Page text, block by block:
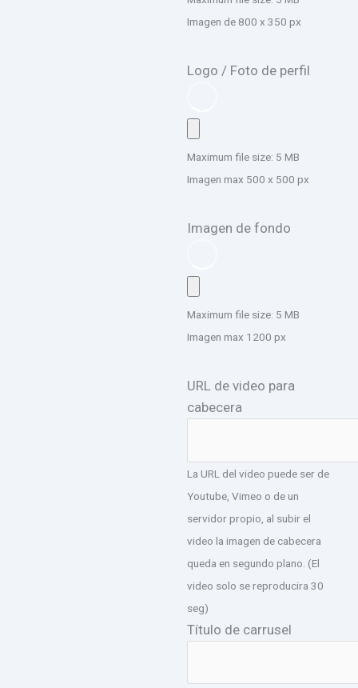
Imagen de 800 x 350 px
Logo / Foto de perfil
Maximum file size: 5 MB
Imagen max 500 x 500 px
Imagen de fondo
Maximum file size: 5 MB
Imagen max 1200 px
URL de video para
cabecera
La URL del video puede ser de
Youtube, Vimeo o de un
servidor propio, al subir el
video la imagen de cabecera
queda en segundo plano. (El
video solo se reproducira 30
seg)
Título de carrusel